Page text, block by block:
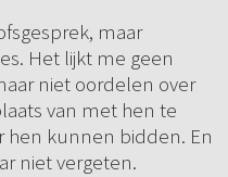
maar
Het lijkt me geen
niet oordelen over
van met hen te
hen kunnen bidden. En
niet vergeten.